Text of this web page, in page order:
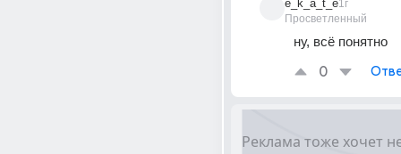
e_k_a_t_e
Просветленный
1г
ну, всё понятно
0